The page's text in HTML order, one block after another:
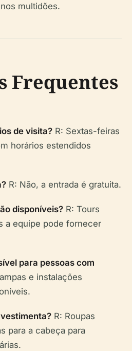
multidões.
Frequentes
de visita? R: Sextas-feiras
horários estendidos
R: Não, a entrada é gratuita.
disponíveis? R: Tours
a equipe pode fornecer
para pessoas com
e instalações
R: Roupas
para a cabeça para